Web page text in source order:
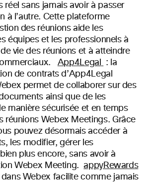
réel sans jamais avoir à passer
à l’autre. Cette plateforme
des réunions aide les
équipes et les professionnels à
vie des réunions et à atteindre
App4Legal : la
de contrats d’App4Legal
permet de collaborer sur des
ainsi que de les
manière sécurisée et en temps
réunions Webex Meetings. Grâce
pouvez désormais accéder à
les modifier, gérer les
plus encore, sans avoir à
Webex Meeting. appyRewards
Webex facilite comme jamais